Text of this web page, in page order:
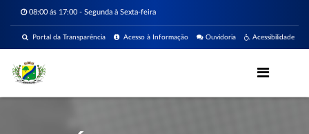
08:00 ás 17:00 - Segunda à Sexta-feira
Acessibilidade
Ouvidoria
Acesso à Informação
Portal da Transparência